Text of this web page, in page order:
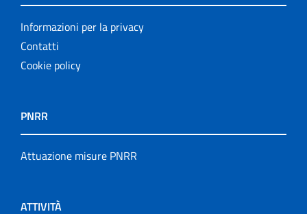
Informazioni per la privacy
Contatti
Cookie policy
PNRR
Attuazione misure PNRR
ATTIVITÀ